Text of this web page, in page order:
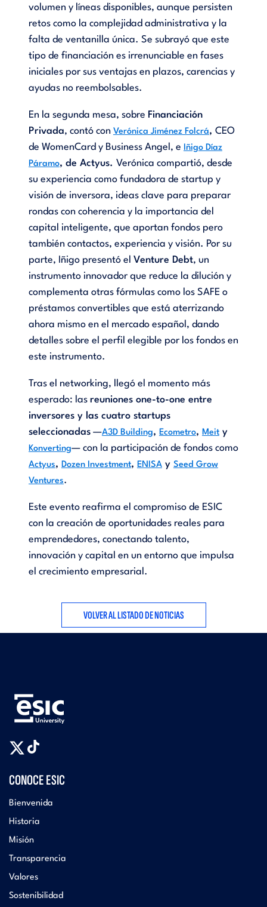
volumen y líneas disponibles, aunque persisten
retos como la complejidad administrativa y la
falta de ventanilla única. Se subrayó que este
tipo de financiación es irrenunciable en fases
iniciales por sus ventajas en plazos, carencias y
ayudas no reembolsables.
En la segunda mesa, sobre Financiación
Privada, contó con Verónica Jiménez Folcrá, CEO
de WomenCard y Business Angel, e Iñigo Díaz
Páramo, de Actyus. Verónica compartió, desde
su experiencia como fundadora de startup y
visión de inversora, ideas clave para preparar
rondas con coherencia y la importancia del
capital inteligente, que aportan fondos pero
también contactos, experiencia y visión. Por su
parte, Iñigo presentó el Venture Debt, un
instrumento innovador que reduce la dilución y
complementa otras fórmulas como los SAFE o
préstamos convertibles que está aterrizando
ahora mismo en el mercado español, dando
detalles sobre el perfil elegible por los fondos en
este instrumento.
Tras el networking, llegó el momento más
esperado: las reuniones one-to-one entre
inversores y las cuatro startups
seleccionadas—A3D Building, Ecometro, Meity
Konverting— con la participación de fondos como
Actyus, Dozen Investment, ENISAy Seed Grow
Ventures.
Este evento reafirma el compromiso de ESIC
con la creación de oportunidades reales para
emprendedores, conectando talento,
innovación y capital en un entorno que impulsa
el crecimiento empresarial.
VOLVER AL LISTADO DE NOTICIAS
CONOCE ESIC
Bienvenida
Historia
Misión
Transparencia
Valores
Sostenibilidad